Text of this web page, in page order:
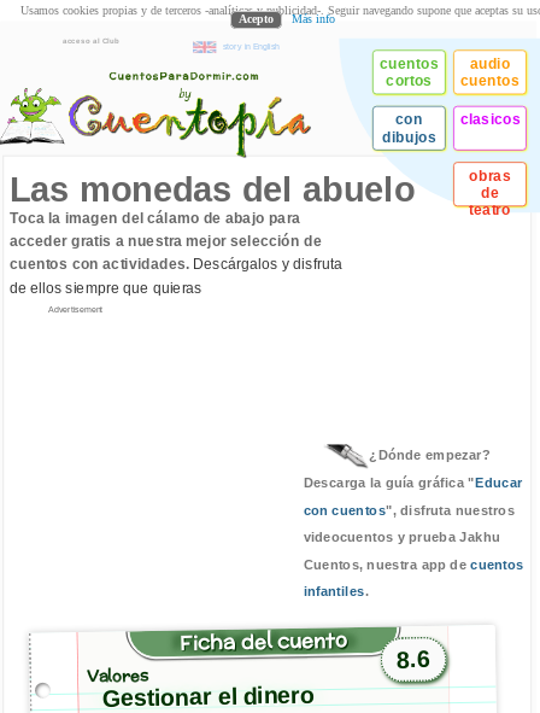
acceso al Club
story in English
cuentos
cortos
audio
cuentos
con
dibujos
clasicos
obras
de
teatro
Las monedas del abuelo
Toca la imagen del cálamo de abajo para
acceder gratis a nuestra mejor selección de
cuentos con actividades.Descárgalos y disfruta
de ellos siempre que quieras
Advertisement
¿Dónde empezar?
Descarga la guía gráfica "Educar
con cuentos", disfruta nuestros
videocuentos y prueba Jakhu
Cuentos, nuestra app decuentos
infantiles.
Ficha del cuento
8.6
Valores
Gestionar el dinero
Usamos cookies propias y de terceros -analíticas y publicidad-. Seguir navegando supone que aceptas su
Acepto Más info